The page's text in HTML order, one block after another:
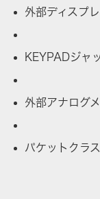
外部ディスプ
KEYPADジャ
外部アナログ
パケットクラ